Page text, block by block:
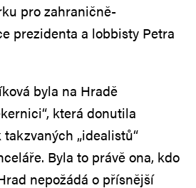
pro zahraničně-
prezidenta a lobbisty Petra
byla na Hradě
která donutila
„idealistů“
Byla to právě ona, kdo
nepožádá o přísnější